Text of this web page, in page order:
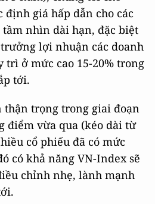
giá hấp dẫn cho các
nhìn dài hạn, đặc biệt
lợi nhuận các doanh
ở mức cao 15-20% trong
tới.
trọng trong giai đoạn
điểm vừa qua (kéo dài từ
cổ phiếu đã có mức
có khả năng VN-Index sẽ
chỉnh nhẹ, lành mạnh